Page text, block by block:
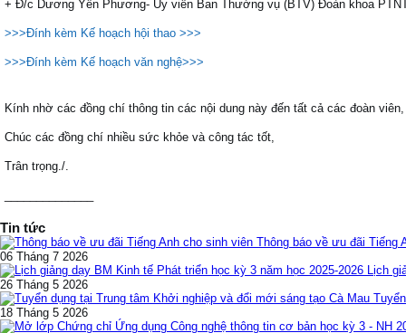
+ Đ/c Dương Yến Phương- Ủy viên Ban Thường vụ (BTV) Đoàn khoa
>>>Đính kèm Kế hoạch hội thao >>>
>>>Đính kèm Kế hoạch văn nghệ>>>
Kính nhờ các đồng chí thông tin các nội dung này đến tất cả các đoàn
Chúc các đồng chí nhiều sức khỏe và công tác tốt,
Trân trọng./.
Tin tức
Thông báo về ưu đãi Tiếng
06 Tháng 7 2026
Lịch
26 Tháng 5 2026
18 Tháng 5 2026